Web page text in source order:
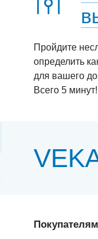
Пройдите
определить
для вашего
Всего 5 минут!
Покупателям